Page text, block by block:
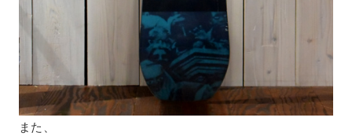
また、